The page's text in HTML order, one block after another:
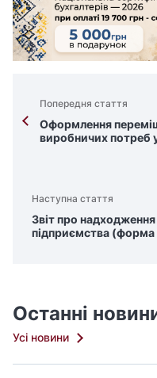
Попередня стаття
Оформлення
виробничих потреб
Наступна стаття
Звіт про
підприємства
Останні
Усі новини